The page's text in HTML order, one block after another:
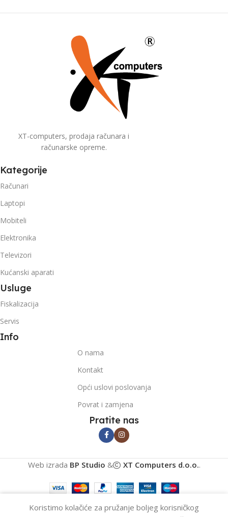
XT-computers, prodaja računara i
računarske opreme.
Kategorije
Računari
Laptopi
Mobiteli
Elektronika
Televizori
Kućanski aparati
Usluge
Fiskalizacija
Servis
Info
O nama
Kontakt
Opći uslovi poslovanja
Povrat i zamjena
Pratite nas
Web izrada BP Studio & XT Computers d.o.o..
Koristimo kolačiće za pružanje boljeg korisničkog